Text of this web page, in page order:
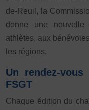
TSARE
INTERNATIONAL
Échanges
Coopération et
ACTUALITÉS
CONTACT
de-Reuil, la
donne une
athlètes, aux
les régions.
Un rendez-
FSGT
Chaque édition du